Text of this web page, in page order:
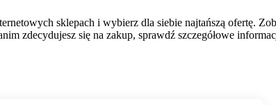
sklepach i wybierz dla siebie najtańszą ofertę.
zdecydujesz się na zakup, sprawdź szczegółowe